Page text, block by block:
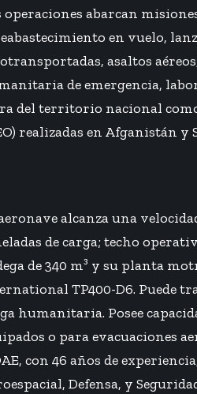
operaciones abarcan
en vuelo,
asaltos
de emergencia,
del territorio nacional
realizadas en Afganistán y
alcanza una
de carga; techo
de 340 m³ y su planta
TP400-D6. Puede
humanitaria. Posee
o para evacuaciones
con 46 años de
Defensa, y